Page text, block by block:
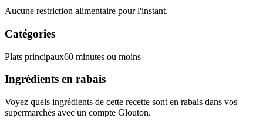
Aucune restriction alimentaire pour l'instant.
Catégories
Plats principaux60 minutes ou moins
Ingrédients en rabais
Voyez quels ingrédients de cette recette sont en rabais dans vos
supermarchés avec un compte Glouton.